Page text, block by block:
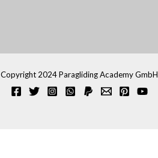
Copyright 2024 Paragliding Academy GmbH